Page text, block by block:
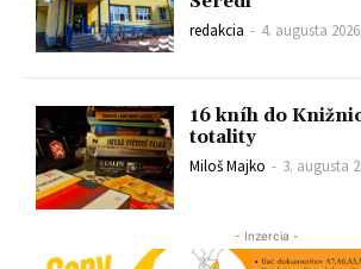
redakcia - 4. augusta
16 kníh do
totality
Miloš Majko - 3. augusta
- Inzercia -